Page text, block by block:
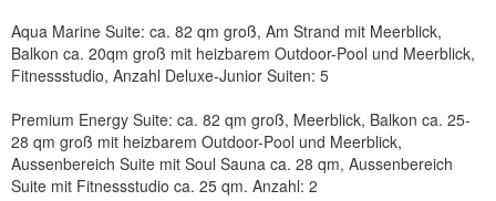
Aqua Marine Suite: ca. 82 qm groß, Am Strand mit Meerblick,
Balkon ca. 20qm groß mit heizbarem Outdoor-Pool und Meerblick,
Fitnessstudio, Anzahl Deluxe-Junior Suiten: 5
Premium Energy Suite: ca. 82 qm groß, Meerblick, Balkon ca. 25-
28 qm groß mit heizbarem Outdoor-Pool und Meerblick,
Aussenbereich Suite mit Soul Sauna ca. 28 qm, Aussenbereich
Suite mit Fitnessstudio ca. 25 qm. Anzahl: 2